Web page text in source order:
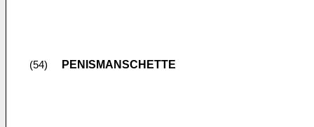
(54) PENISMANSCHETTE